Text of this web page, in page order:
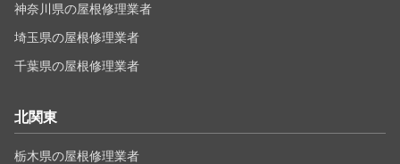
神奈川県の屋根修理業者
埼玉県の屋根修理業者
千葉県の屋根修理業者
北関東
栃木県の屋根修理業者